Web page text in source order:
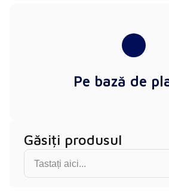
Pe bază de
Găsiți produsul
Find product...